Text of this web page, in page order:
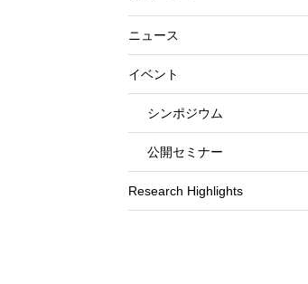
ニュース
イベント
シンポジウム
公開セミナー
Research Highlights